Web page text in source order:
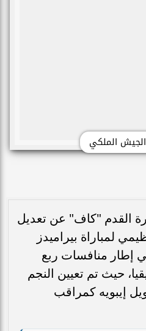
الجيش الملكي
القدم "كاف" عن تعديل
لمباراة بيراميدز
إطار منافسات ربع
حيث تم تعيين النجم
إيبويه كمراقب